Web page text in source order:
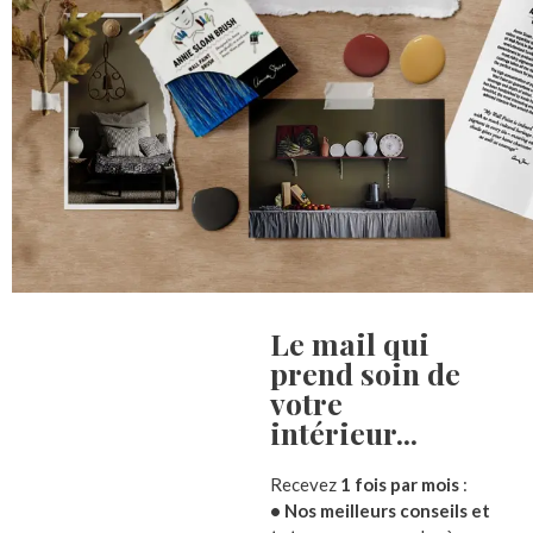
Informations complémentaires
Le mail qui
prend soin de
votre
intérieur...​
Recevez 1 fois par mois:
• Nos meilleurs conseils et